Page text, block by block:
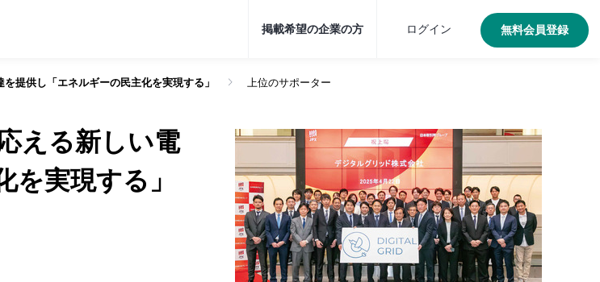
掲載希望の企業の方 ログイン 無料会員登録
提供し「エネルギーの民主化を実現する」 上位のサポーター
える新しい電
実現する」